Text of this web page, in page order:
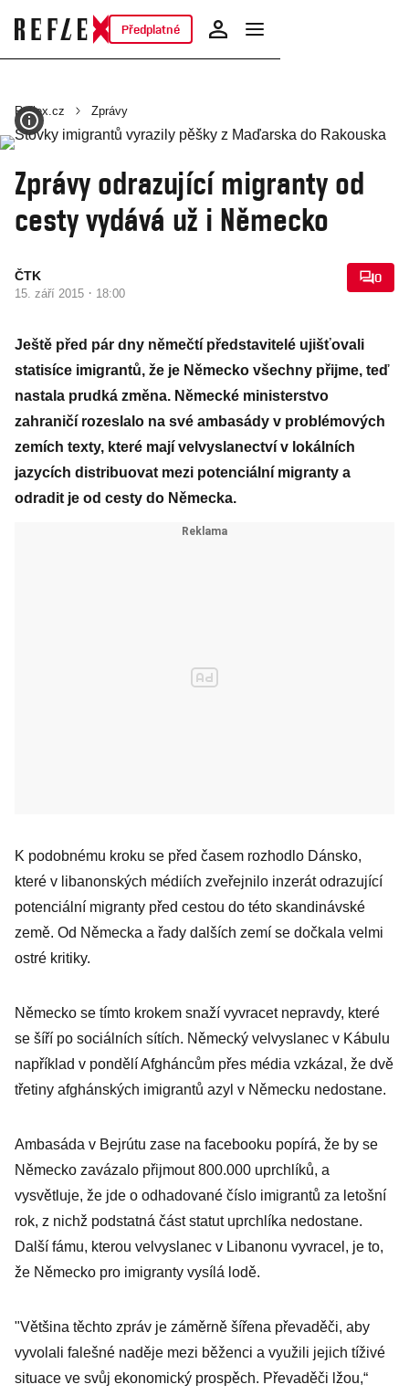
Předplatné
Reflex.cz Zprávy
Zprávy odrazující migranty od
cesty vydává už i Německo
ČTK
15. září 2015 · 18:00
0
Ještě před pár dny němečtí představitelé ujišťovali
statisíce imigrantů, že je Německo všechny přijme, teď
nastala prudká změna. Německé ministerstvo
zahraničí rozeslalo na své ambasády v problémových
zemích texty, které mají velvyslanectví v lokálních
jazycích distribuovat mezi potenciální migranty a
odradit je od cesty do Německa.
K podobnému kroku se před časem rozhodlo Dánsko,
které v libanonských médiích zveřejnilo inzerát odrazující
potenciální migranty před cestou do této skandinávské
země. Od Německa a řady dalších zemí se dočkala velmi
ostré kritiky.
Německo se tímto krokem snaží vyvracet nepravdy, které
se šíří po sociálních sítích. Německý velvyslanec v Kábulu
například v pondělí Afgháncům přes média vzkázal, že dvě
třetiny afghánských imigrantů azyl v Německu nedostane.
Ambasáda v Bejrútu zase na facebooku popírá, že by se
Německo zavázalo přijmout 800.000 uprchlíků, a
vysvětluje, že jde o odhadované číslo imigrantů za letošní
rok, z nichž podstatná část statut uprchlíka nedostane.
Další fámu, kterou velvyslanec v Libanonu vyvracel, je to,
že Německo pro imigranty vysílá lodě.
"Většina těchto zpráv je záměrně šířena převaděči, aby
vyvolali falešné naděje mezi běženci a využili jejich tíživé
situace ve svůj ekonomický prospěch. Převaděči lžou,“